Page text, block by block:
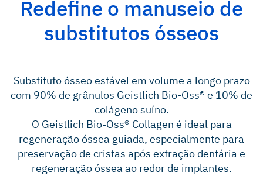
Redefine o manuseio de
substitutos ósseos
Substituto ósseo estável em volume a longo prazo
com 90% de grânulos Geistlich Bio-Oss® e 10% de
colágeno suíno.
O Geistlich Bio-Oss® Collagen é ideal para
regeneração óssea guiada, especialmente para
preservação de cristas após extração dentária e
regeneração óssea ao redor de implantes.